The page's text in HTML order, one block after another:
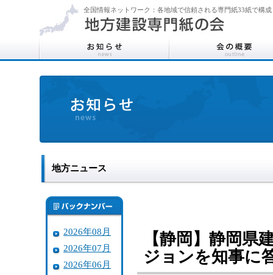
全国情報ネットワーク：各地域で信頼される専門紙33紙で構成
地方ニュース
2026年08月
2026年07月
2026年06月
【静岡】静岡
ジョンを知事に